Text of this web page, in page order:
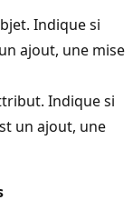
Indique si
ajout, une mise
Indique si
un ajout, une